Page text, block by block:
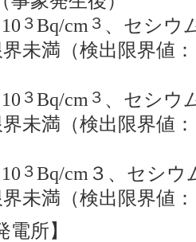
３Bq/cm ３ 、セシウ
未満（検出限界値
３Bq/cm ３ 、セシウ
未満（検出限界値
３Bq/cm３、セシウ
未満（検出限界値
電所】